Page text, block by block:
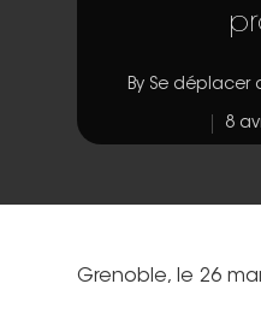
By Se déplacer
8
Grenoble, le 26